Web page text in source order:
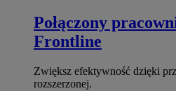
Połączony
Frontline
Zwiększ efektywność dzięki
rozszerzonej.